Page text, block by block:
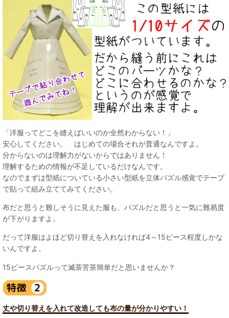
「洋服ってどこを縫えばいいのか全然わからない！」
安心してください。 はじめての場合それが普通なんですよ。
分からないのは理解力がないからではありません！
理解するための情報が不足しているだけなんです。
なのでまずは型紙についている小さい型紙を立体パズル感覚でテープ
で貼って組み立ててみてください。
布だと思うと難しそうに見えた服も、パズルだと思うと一気に難易度
が下がりますよ。
だって洋服はよほど切り替えを入れなければ4～15ピース程度しかな
いんですよ。
15ピースパズルって滅茶苦茶簡単だと思いませんか？
丈や切り替えを入れて改造しても布の量が分かりやすい！